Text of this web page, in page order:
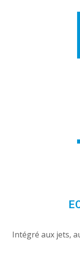
Intégré aux jets,